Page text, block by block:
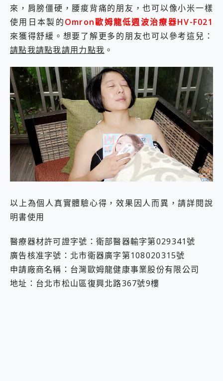
來，肩膀僵硬，腰痠背痛的朋友，也可以像小米一樣
使用日本製的Omron歐姆龍低週波治療器HV-F021
來獲得舒緩。想要了解更多的朋友也可以參考這兒：
請點我請點我請用力點我 。
以上為個人真實體驗心得，效果因人而異，請詳閱說
明書使用
醫療器材許可證字號：衛部醫器輸字第029341號
廣告核准字號：北市衛器廣字第108020315號
申請廠商名稱：台灣歐姆龍健康事業股份有限公司
地址：台北市松山區復興北路367號9樓